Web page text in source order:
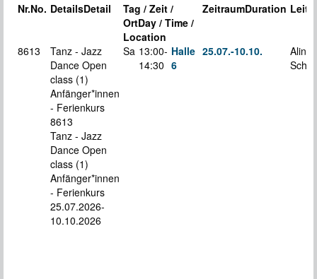
Nr.No. DetailsDetail
Tag / Zeit /
OrtDay / Time /
Location
ZeitraumDuration
8613
Tanz - Jazz
Dance Open
class (1)
Anfänger*innen
- Ferienkurs
8613
Tanz - Jazz
Dance Open
class (1)
Anfänger*innen
- Ferienkurs
25.07.2026-
10.10.2026
Sa 13:00-
14:30
Halle
6
25.07.-10.10.
Alina